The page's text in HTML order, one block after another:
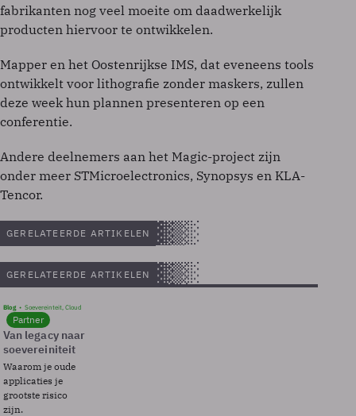
fabrikanten nog veel moeite om daadwerkelijk
producten hiervoor te ontwikkelen.
Mapper en het Oostenrijkse IMS, dat eveneens tools
ontwikkelt voor lithografie zonder maskers, zullen
deze week hun plannen presenteren op een
conferentie.
Andere deelnemers aan het Magic-project zijn
onder meer STMicroelectronics, Synopsys en KLA-
Tencor.
GERELATEERDE ARTIKELEN
GERELATEERDE ARTIKELEN
Blog Soevereinteit, Cloud
Partner
Van legacy naar
soevereiniteit
Waarom je oude
applicaties je
grootste risico
zijn.